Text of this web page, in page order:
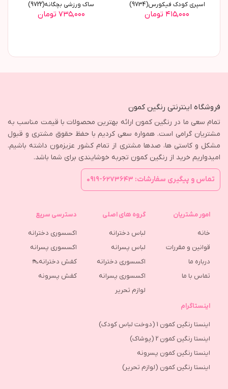
اسپری کودک فیکورس(9734)
۴۱۵,۰۰۰ تومان
ساک ورزشی بچگانه(9722)
۷۳۵,۰۰۰ تومان
فروشگاه اینترنتی رنگین کمون
تمام سعی ما در رنگین کمون ارائه بهترین محصولات با قیمت مناسب به
مشتریان گرامی است. همواره سعی کردیم با حفظ حقوق مشتری و قبول
مشکل و کاستی ها، صدها مشتری از تمام کشور عزیزمون داشته باشیم.
امیدواریم خرید از رنگین کمون تجربه خوشایندی برای شما باشد.
تماس و پیگیری سفارشات: ۶۲۷۳۶۴۳-۰۹۱۹
امور مشتریان
خانه
قوانین و مقررات
درباره ما
تماس با ما
گروه های اصلی
لباس دخترانه
لباس پسرانه
اکسسوری دخترانه
اکسسوری پسرانه
لوازم تحریر
دسترسی سریع
اکسسوری دخترانه
اکسسوری پسرانه
کفش دخترانه👠
كفش پسرونه
اینستاگرام
اینستا رنگین کمون 1 (دوخت لباس کودک)
اینستا رنگین کمون 2 (پوشاک)
اینستا رنگین کمون پسرونه
اینستا رنگین کمون (لوازم تحریر)